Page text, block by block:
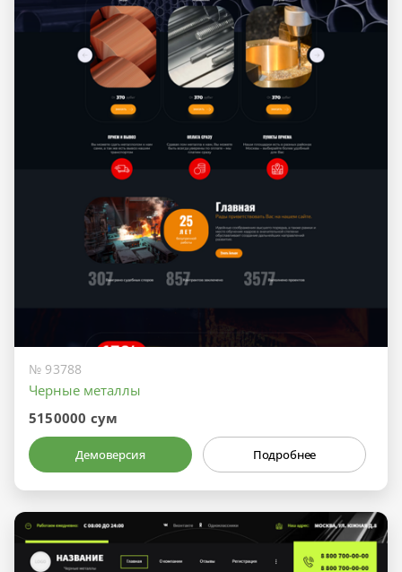
№ 93788
Черные металлы
5150000 сум
Демоверсия Подробнее